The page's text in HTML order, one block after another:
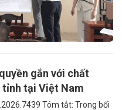
gắn với chất
tỉnh tại Việt Nam
Tóm tắt: Trong bối